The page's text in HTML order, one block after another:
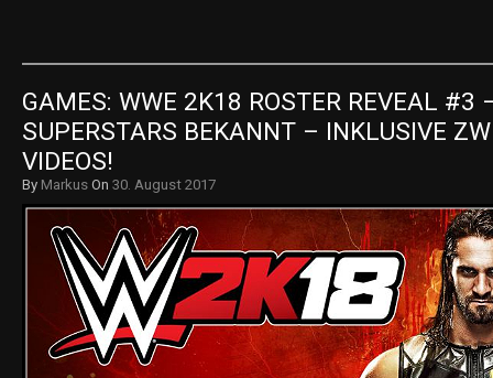
GAMES: WWE 2K18 ROSTER REVEAL #3
SUPERSTARS BEKANNT – INKLUSIVE
VIDEOS!
By Markus On 30. August 2017